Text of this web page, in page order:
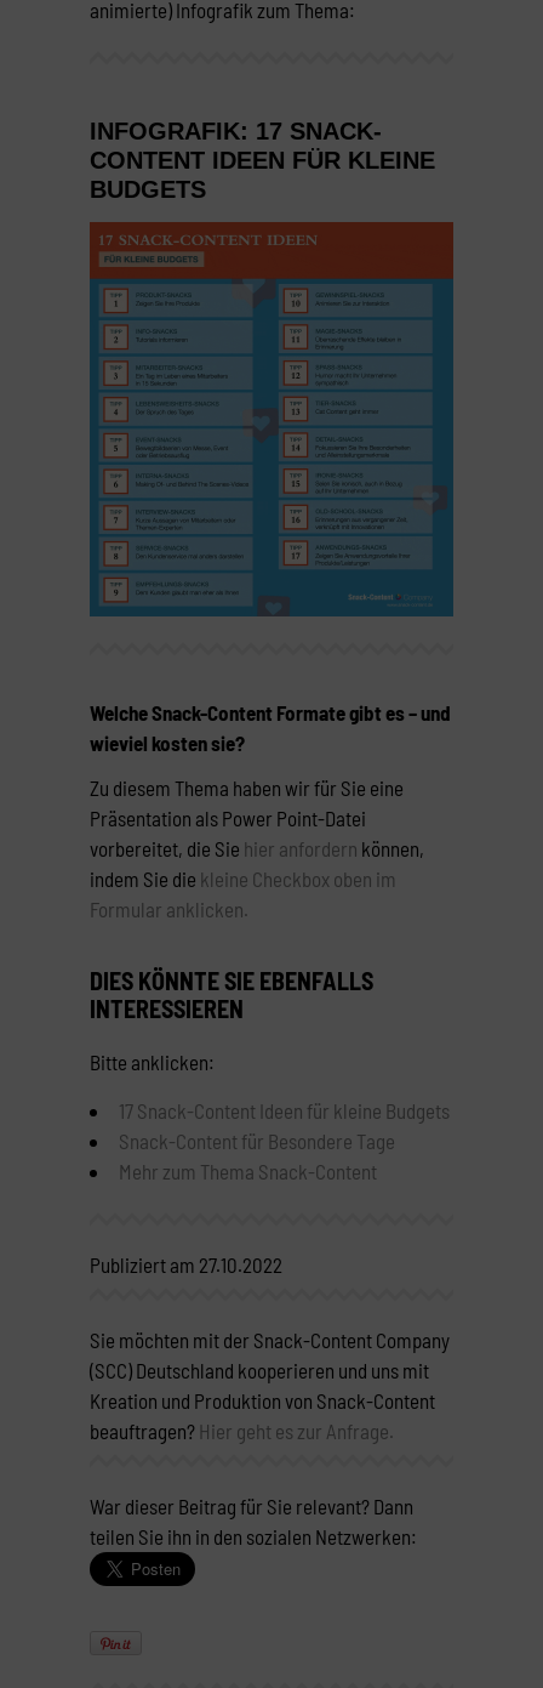
animierte) Infografik zum Thema:
INFOGRAFIK: 17 SNACK-
CONTENT IDEEN FÜR KLEINE
BUDGETS
Welche Snack-Content Formate gibt es – und
wieviel kosten sie?
Zu diesem Thema haben wir für Sie eine
Präsentation als Power Point-Datei
vorbereitet, die Sie hier anfordern können,
indem Sie die kleine Checkbox oben im
Formular anklicken.
DIES KÖNNTE SIE EBENFALLS
INTERESSIEREN
Bitte anklicken:
17 Snack-Content Ideen für kleine Budgets
Snack-Content für Besondere Tage
Mehr zum Thema Snack-Content
Publiziert am 27.10.2022
Sie möchten mit der Snack-Content Company
(SCC) Deutschland kooperieren und uns mit
Kreation und Produktion von Snack-Content
beauftragen? Hier geht es zur Anfrage.
War dieser Beitrag für Sie relevant? Dann
teilen Sie ihn in den sozialen Netzwerken: